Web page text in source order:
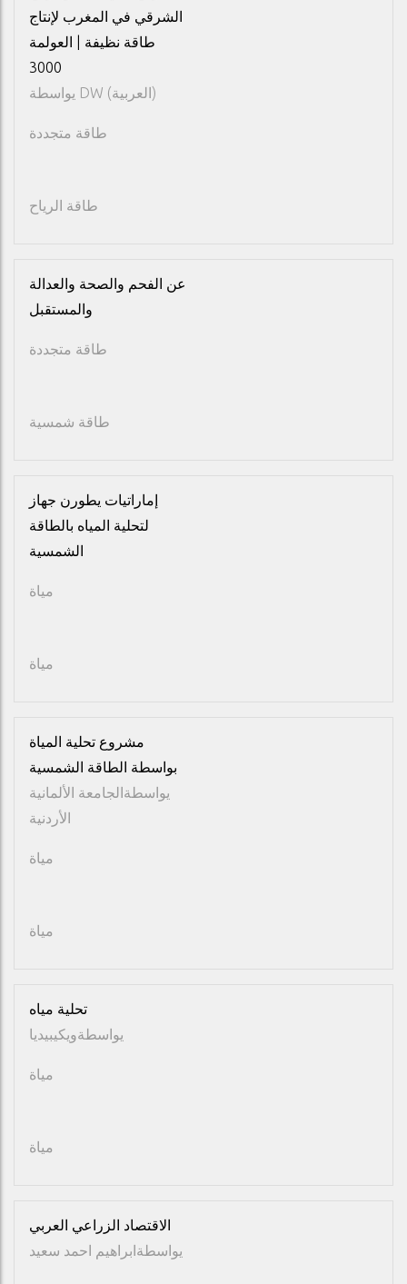
الشرقي في المغرب لإنتاج
طاقة نظيفة | العولمة
3000
يواسطة
DW (العربية)
طاقة متجددة
طاقة الرياح
عن الفحم والصحة والعدالة
والمستقبل
طاقة متجددة
طاقة شمسية
إماراتيات يطورن جهاز
لتحلية المياه بالطاقة
الشمسية
مياة
مياة
مشروع تحلية المياة
بواسطة الطاقة الشمسية
يواسطةالجامعة الألمانية
الأردنية
مياة
مياة
تحلية مياه
يواسطةويكيبيديا
مياة
مياة
الاقتصاد الزراعي العربي
يواسطةابراهيم احمد سعيد